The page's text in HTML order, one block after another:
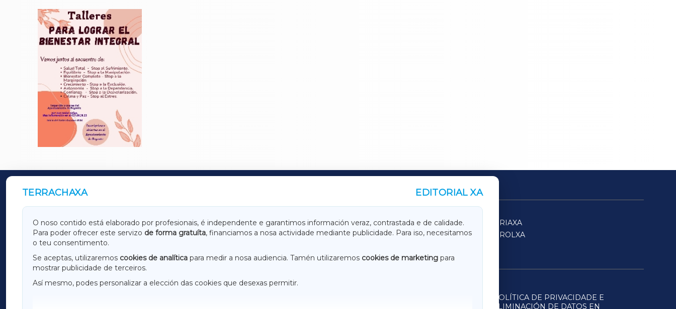
TERRACHAXA EDITORIAL XA
O noso contido está elaborado por profesionais, é independente e garantimos información veraz, contrastada e de calidade.
Para poder ofrecer este servizo de forma gratuíta, financiamos a nosa actividade mediante publicidade. Para iso, necesitamos
o teu consentimento.
Se aceptas, utilizaremos cookies de analítica para medir a nosa audiencia. Tamén utilizaremos cookies de marketing para
mostrar publicidade de terceiros.
Así mesmo, podes personalizar a elección das cookies que desexas permitir.
OUTROS PERIÓDICOS
GALICIAXA LUGOXA TERRACHAXA
SARRIAXA
AMARIÑAXA
RIBEIRASACRAXA ACORUÑAXA
FERROLXA
OURENSEXA
POLÍTICA DE PRIVACIDADE E
ELIMINACIÓN DE DATOS EN